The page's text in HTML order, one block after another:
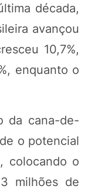
década,
avançou
10,7%,
enquanto o
da cana-de-
o potencial
colocando o
milhões de